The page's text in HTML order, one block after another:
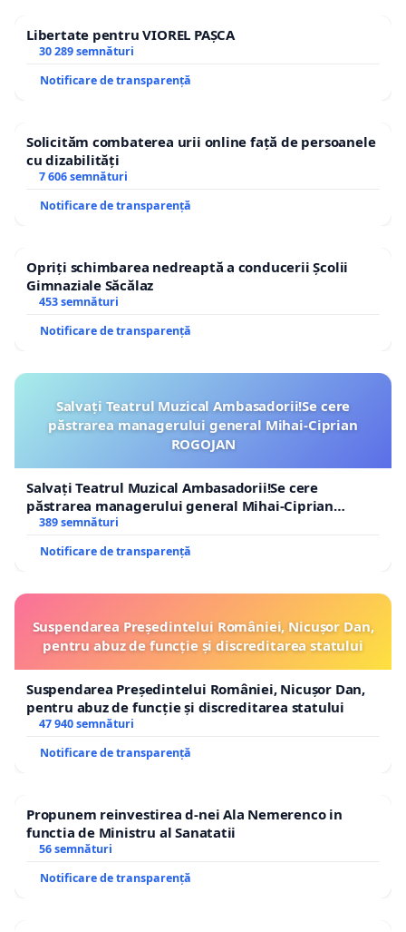
Libertate pentru VIOREL PAȘCA
30 289 semnături
Notificare de transparență
Solicităm combaterea urii online față de persoanele
cu dizabilități
7 606 semnături
Notificare de transparență
Opriți schimbarea nedreaptă a conducerii Școlii
Gimnaziale Săcălaz
453 semnături
Notificare de transparență
Salvați Teatrul Muzical Ambasadorii!Se cere
păstrarea managerului general Mihai-Ciprian
ROGOJAN
Salvați Teatrul Muzical Ambasadorii!Se cere
păstrarea managerului general Mihai-Ciprian
ROGOJAN
389 semnături
Notificare de transparență
Suspendarea Președintelui României, Nicușor Dan,
pentru abuz de funcție și discreditarea statului
Suspendarea Președintelui României, Nicușor Dan,
pentru abuz de funcție și discreditarea statului
47 940 semnături
Notificare de transparență
Propunem reinvestirea d-nei Ala Nemerenco in
functia de Ministru al Sanatatii
56 semnături
Notificare de transparență